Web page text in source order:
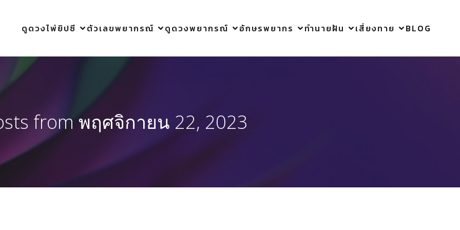
ดูดวงไพ่ยิปซี ตัวเลขพยากรณ์ ดูดวงพยากรณ์ อักษรพยากร ทำนายฝัน เสี่ยงทาย BLOG
from พฤศจิกายน 22, 2023